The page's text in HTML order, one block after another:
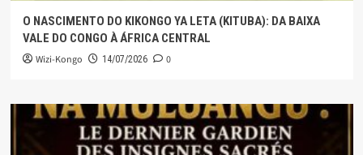
O NASCIMENTO DO KIKONGO YA LETA (KITUBA): DA BAIXA
VALE DO CONGO À ÁFRICA CENTRAL
Wizi-Kongo 14/07/2026 0